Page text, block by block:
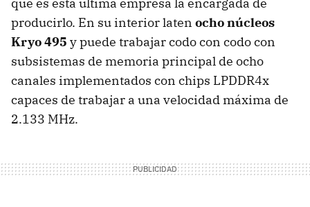
producirlo. En su interior laten ocho núcleos
Kryo 495 y puede trabajar codo con codo con
subsistemas de memoria principal de ocho
canales implementados con chips LPDDR4x
capaces de trabajar a una velocidad máxima de
2.133 MHz.